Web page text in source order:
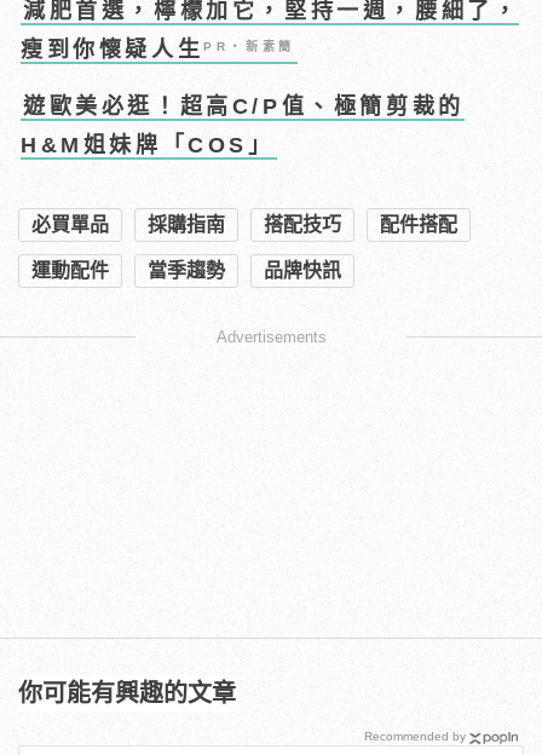
減肥首選，檸檬加它，堅持一週，腰細了，
瘦到你懷疑人生PR・新素簡
遊歐美必逛！超高C/P值、極簡剪裁的
H&M姐妹牌「COS」
必買單品 採購指南 搭配技巧 配件搭配
運動配件 當季趨勢 品牌快訊
Advertisements
你可能有興趣的文章
Recommended by